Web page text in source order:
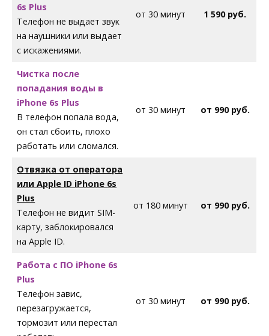
6s Plus
Телефон не выдает звук
на наушники или выдает
с искажениями.
от 30 минут 1 590 руб.
Чистка после
попадания воды в
iPhone 6s Plus
В телефон попала вода,
он стал сбоить, плохо
работать или сломался.
от 30 минут от 990 руб.
Отвязка от оператора
или Apple ID iPhone 6s
Plus
Телефон не видит SIM-
карту, заблокировался
на Apple ID.
от 180 минут от 990 руб.
Работа с ПО iPhone 6s
Plus
Телефон завис,
перезагружается,
тормозит или перестал
от 30 минут от 990 руб.